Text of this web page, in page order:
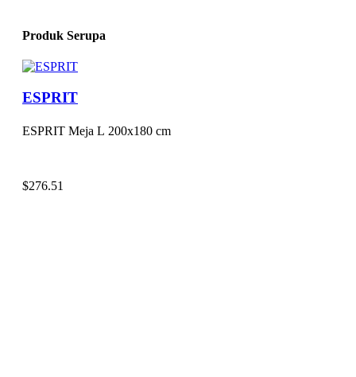
Produk Serupa
ESPRIT
ESPRIT Meja L 200x180 cm
$276.51